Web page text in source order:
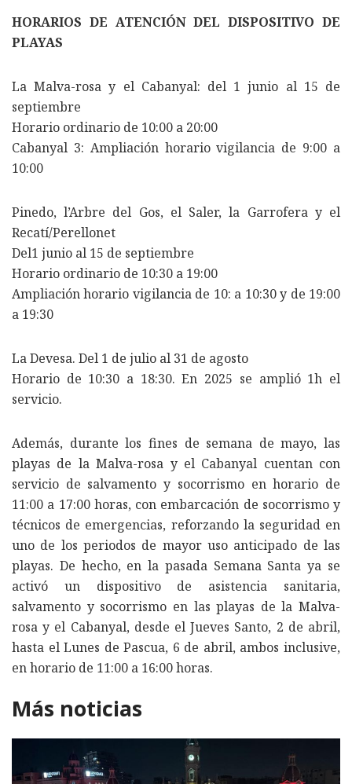
HORARIOS DE ATENCIÓN DEL DISPOSITIVO DE
PLAYAS
La Malva-rosa y el Cabanyal: del 1 junio al 15 de
septiembre
Horario ordinario de 10:00 a 20:00
Cabanyal 3: Ampliación horario vigilancia de 9:00 a
10:00
Pinedo, l’Arbre del Gos, el Saler, la Garrofera y el
Recatí/Perellonet
Del1 junio al 15 de septiembre
Horario ordinario de 10:30 a 19:00
Ampliación horario vigilancia de 10: a 10:30 y de 19:00
a 19:30
La Devesa. Del 1 de julio al 31 de agosto
Horario de 10:30 a 18:30. En 2025 se amplió 1h el
servicio.
Además, durante los fines de semana de mayo, las
playas de la Malva-rosa y el Cabanyal cuentan con
servicio de salvamento y socorrismo en horario de
11:00 a 17:00 horas, con embarcación de socorrismo y
técnicos de emergencias, reforzando la seguridad en
uno de los periodos de mayor uso anticipado de las
playas. De hecho, en la pasada Semana Santa ya se
activó un dispositivo de asistencia sanitaria,
salvamento y socorrismo en las playas de la Malva-
rosa y el Cabanyal, desde el Jueves Santo, 2 de abril,
hasta el Lunes de Pascua, 6 de abril, ambos inclusive,
en horario de 11:00 a 16:00 horas.
Más noticias